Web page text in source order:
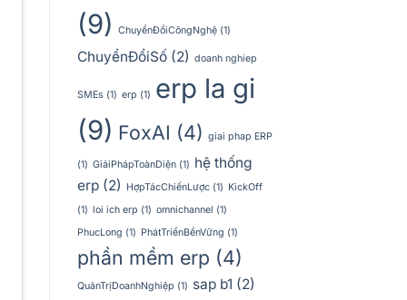
(9)
ChuyểnĐổiCôngNghệ(1)
ChuyểnĐổiSố(2) doanh nghiep
SMEs (1) erp (1) erp la gi
(9) FoxAI (4) giai phap ERP
(1) GiảiPhápToànDiện(1) hệ thống
erp(2) HợpTácChiếnLược(1) KickOff
(1) loi ich erp (1) omnichannel (1)
PhucLong (1) PhátTriểnBềnVững (1)
phần mềm erp (4)
QuảnTrịDoanhNghiệp (1) sap b1 (2)